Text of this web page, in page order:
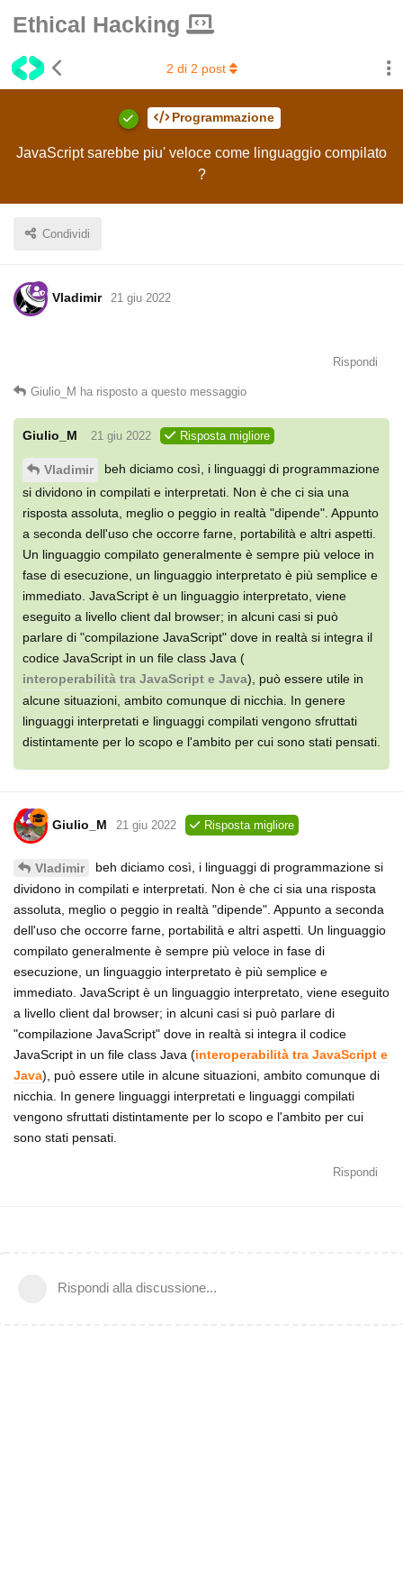
Ethical Hacking
Programmazione
JavaScript sarebbe piu' veloce come linguaggio compilato
?
Condividi
2 di 2 post
Vladimir 21 giu 2022
Rispondi
Giulio_M ha risposto a questo messaggio
Giulio_M 21 giu 2022 Risposta migliore
Vladimir
beh diciamo così, i linguaggi di programmazione
si dividono in compilati e interpretati. Non è che ci sia una
risposta assoluta, meglio o peggio in realtà "dipende". Appunto
a seconda dell'uso che occorre farne, portabilità e altri aspetti.
Un linguaggio compilato generalmente è sempre più veloce in
fase di esecuzione, un linguaggio interpretato è più semplice e
immediato. JavaScript è un linguaggio interpretato, viene
eseguito a livello client dal browser; in alcuni casi si può
parlare di "compilazione JavaScript" dove in realtà si integra il
codice JavaScript in un file class Java (
interoperabilità tra JavaScript e Java), può essere utile in
alcune situazioni, ambito comunque di nicchia. In genere
linguaggi interpretati e linguaggi compilati vengono sfruttati
distintamente per lo scopo e l'ambito per cui sono stati pensati.
Giulio_M 21 giu 2022 Risposta migliore
Vladimir
beh diciamo così, i linguaggi di programmazione si
dividono in compilati e interpretati. Non è che ci sia una risposta
assoluta, meglio o peggio in realtà "dipende". Appunto a seconda
dell'uso che occorre farne, portabilità e altri aspetti. Un linguaggio
compilato generalmente è sempre più veloce in fase di
esecuzione, un linguaggio interpretato è più semplice e
immediato. JavaScript è un linguaggio interpretato, viene eseguito
a livello client dal browser; in alcuni casi si può parlare di
"compilazione JavaScript" dove in realtà si integra il codice
JavaScript in un file class Java (interoperabilità tra JavaScript e
Java), può essere utile in alcune situazioni, ambito comunque di
nicchia. In genere linguaggi interpretati e linguaggi compilati
vengono sfruttati distintamente per lo scopo e l'ambito per cui
sono stati pensati.
Rispondi
Rispondi alla discussione...